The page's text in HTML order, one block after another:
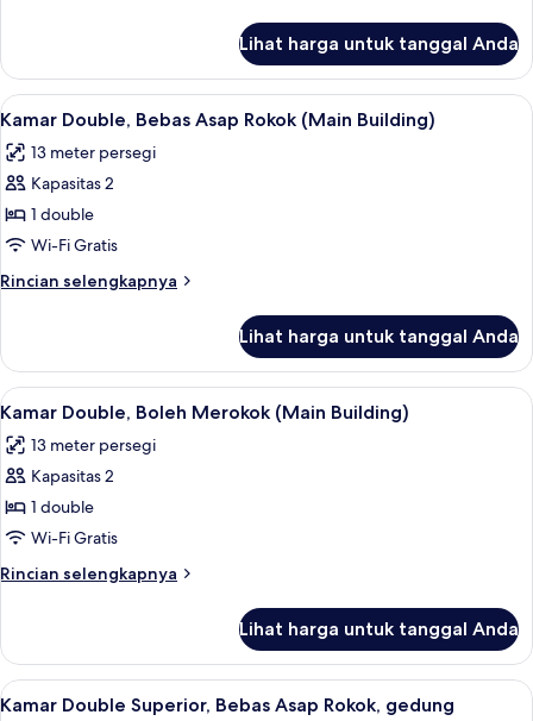
(Semi-
Double,
Main
Building)
Kamar
Double
Ekonomi,
Asap
Rokok
Double,
Main
Lihat harga untuk tanggal Anda
Lihat
semua
foto
untuk
Kamar
Double,
Bebas
Asap
(Main
Building)
Brankas, meja kerja, setrika/meja
6
Kamar Double, Bebas Asap Rokok (Main Building)
13 meter persegi
Kapasitas 2
1 double
Wi-Fi Gratis
Rincian selengkapnya
Rincian
Kamar
Double,
Bebas
Rokok
(Main
Lihat harga untuk tanggal Anda
Lihat
semua
foto
untuk
Kamar
Double,
Boleh
Merokok
Building)
Brankas, meja kerja, setrika/meja
6
Kamar Double, Boleh Merokok (Main Building)
13 meter persegi
Kapasitas 2
1 double
Wi-Fi Gratis
Rincian selengkapnya
Rincian
Kamar
Double,
Boleh
Lihat harga untuk tanggal Anda
Lihat
Kamar Double Superior, Bebas
6
Kamar Double Superior, Bebas Asap Rokok, gedung